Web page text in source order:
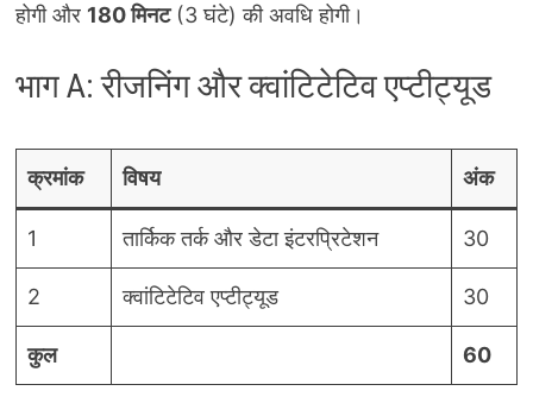
होगी और 180 मिनट(3 घंटे) की अवधि होगी।
भाग A: रीजनिंग और क्वांटिटेटिव एप्टीट्यूड
क्रमांक विषय अंक
1 तार्किक तर्क और डेटा इंटरप्रिटेशन 30
2 क्वांटिटेटिव एप्टीट्यूड 30
कुल 60